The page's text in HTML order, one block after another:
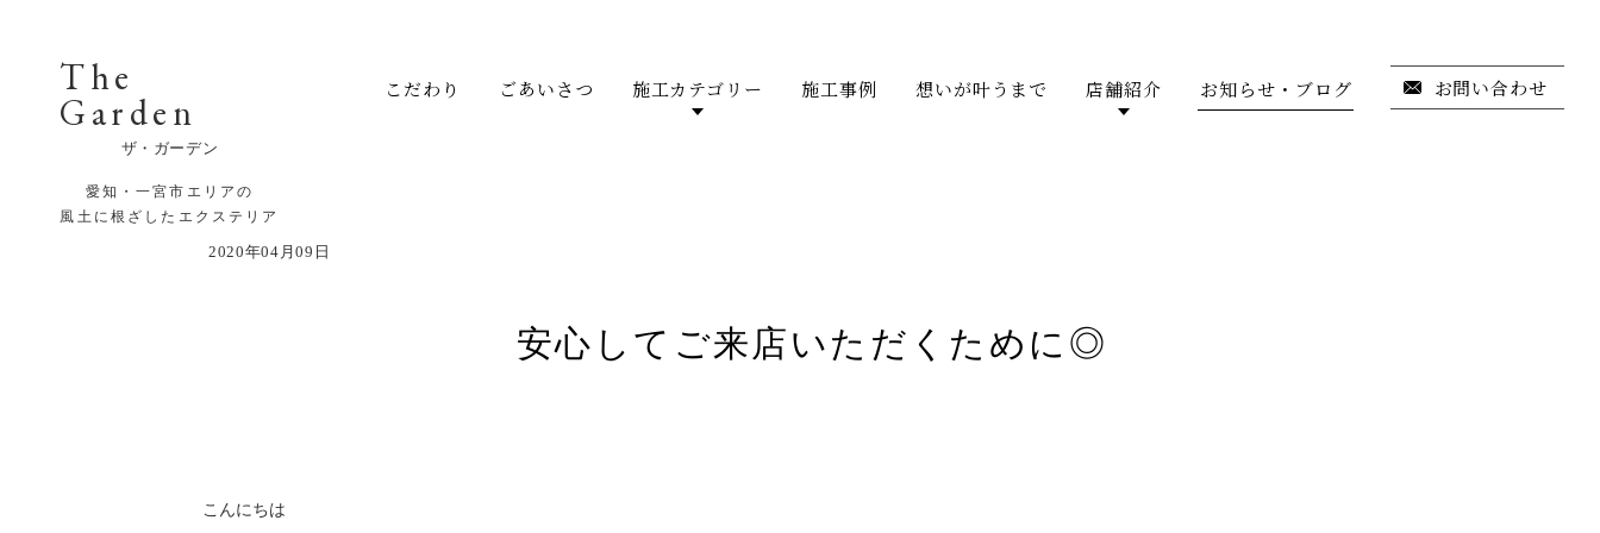
The
Garden
ザ・ガーデン
愛知・一宮市エリアの
風土に根ざしたエクステリア
こだわり ごあいさつ 施工カテゴリー 施工事例 想いが叶うまで 店舗紹介 お知らせ・ブログ お問い合わせ
2020年04月09日
安心してご来店いただくために◎
こんにちは